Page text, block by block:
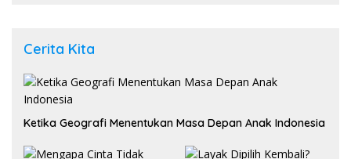
Cerita Kita
Ketika Geografi Menentukan Masa Depan Anak Indonesia